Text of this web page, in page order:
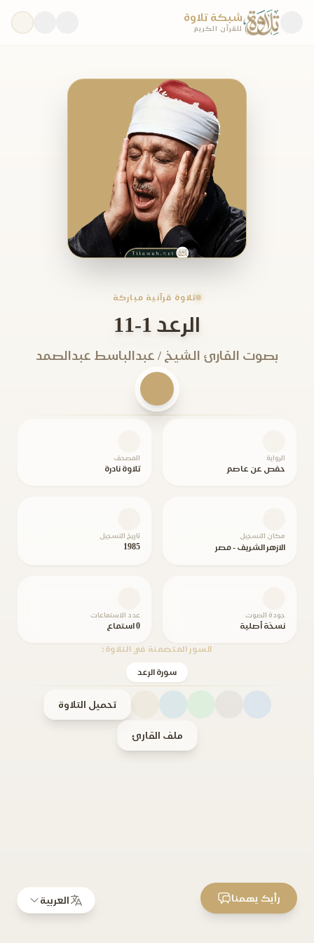
شبكة تلاوة
للقرآن الكريم
تلاوة قرآنية مباركة
الرعد 1-11
بصوت القارئ الشيخ / عبدالباسط عبدالصمد
الرواية
حفص عن عاصم
المصحف
تلاوة نادرة
مكان التسجيل
الازهر الشريف - مصر
تاريخ التسجيل
1985
جودة الصوت
نسخة أصلية
عدد الاستماعات
0 استماع
السور المتضمنة في التلاوة:
سورة الرعد
تحميل التلاوة
ملف القارئ
العربية رأيك يهمنا